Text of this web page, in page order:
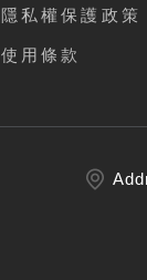
隱私權保護政策
使用條款